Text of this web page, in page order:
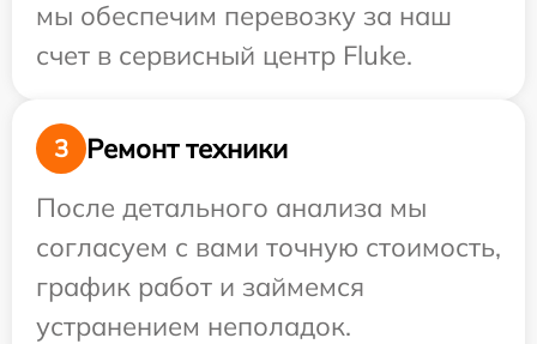
мы обеспечим перевозку за наш
счет в сервисный центр Fluke.
3
Ремонт техники
После детального анализа мы
согласуем с вами точную стоимость,
график работ и займемся
устранением неполадок.